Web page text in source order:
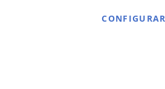
CONFIGURAR